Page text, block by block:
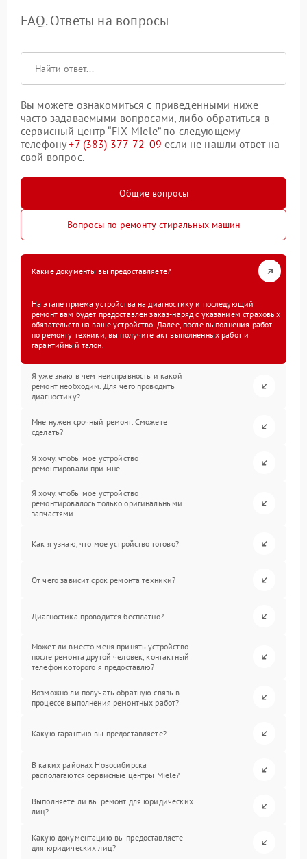
FAQ. Ответы на вопросы
Вы можете ознакомиться с приведенными ниже
часто задаваемыми вопросами, либо обратиться в
сервисный центр “FIX-Miele” по следующему
телефону+7 (383) 377-72-09 если не нашли ответ на
свой вопрос.
Общие вопросы
Вопросы по ремонту стиральных машин
Какие документы вы предоставляете?
На этапе приема устройства на диагностику и последующий
ремонт вам будет предоставлен заказ-наряд с указанием страховых
обязательств на ваше устройство. Далее, после выполнения работ
по ремонту техники, вы получите акт выполненных работ и
гарантийный талон.
Я уже знаю в чем неисправность и какой
ремонт необходим. Для чего проводить
диагностику?
Мне нужен срочный ремонт. Сможете
сделать?
Я хочу, чтобы мое устройство
ремонтировали при мне.
Я хочу, чтобы мое устройство
ремонтировалось только оригинальными
запчастями.
Как я узнаю, что мое устройство готово?
От чего зависит срок ремонта техники?
Диагностика проводится бесплатно?
Может ли вместо меня принять устройство
после ремонта другой человек, контактный
телефон которого я предоставлю?
Возможно ли получать обратную связь в
процессе выполнения ремонтных работ?
Какую гарантию вы предоставляете?
В каких районах Новосибирска
располагаются сервисные центры Miele?
Выполняете ли вы ремонт для юридических
лиц?
Какую документацию вы предоставляете
для юридических лиц?